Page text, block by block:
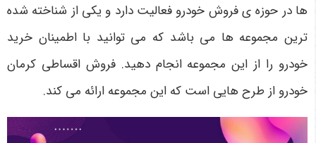
ها در حوزه ی فروش خودرو فعالیت دارد و یکی از شناخته شده
ترین مجموعه ها می باشد که می توانید با اطمینان خرید
خودرو را از این مجموعه انجام دهید. فروش اقساطی کرمان
خودرو از طرح هایی است که این مجموعه ارائه می کند.